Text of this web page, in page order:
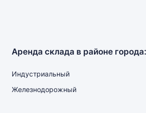
Аренда склада в районе города:
Индустриальный
Железнодорожный